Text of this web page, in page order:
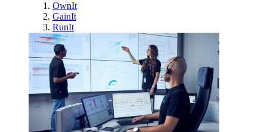
OwnIt
GainIt
RunIt